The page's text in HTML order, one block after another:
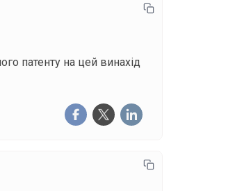
патенту на цей винахід